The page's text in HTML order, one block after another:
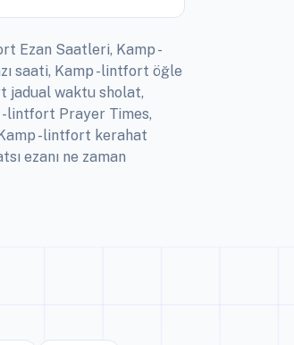
Ezan Saatleri, Kamp -
saati, Kamp -lintfort öğle
jadual waktu sholat,
lintfort Prayer Times,
-lintfort kerahat
ezanı ne zaman